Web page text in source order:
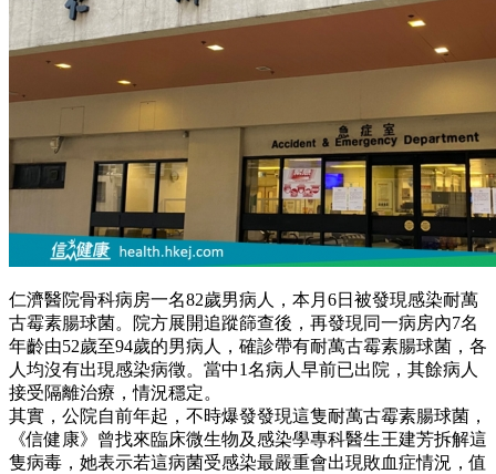
仁濟醫院骨科病房一名82歲男病人，本月6日被發現感染耐萬
古霉素腸球菌。院方展開追蹤篩查後，再發現同一病房內7名
年齡由52歲至94歲的男病人，確診帶有耐萬古霉素腸球菌，各
人均沒有出現感染病徵。當中1名病人早前已出院，其餘病人
接受隔離治療，情況穩定。
其實，公院自前年起，不時爆發發現這隻耐萬古霉素腸球菌，
《信健康》曾找來臨床微生物及感染學專科醫生王建芳拆解這
隻病毒，她表示若這病菌受感染最嚴重會出現敗血症情況，值